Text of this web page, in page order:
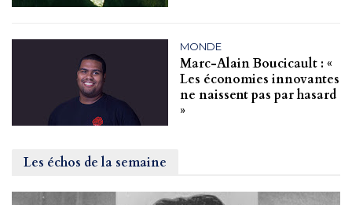
MONDE
Marc-Alain Boucicault : «
Les économies innovantes
ne naissent pas par hasard
»
Les échos de la semaine